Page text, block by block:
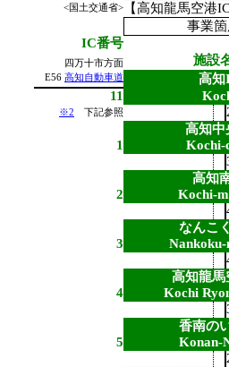
<国土交通省>
【高知龍馬空港
事業箇
IC番号
四万十市方面 施設
E56 高知自動車道 高知
11
※2 下記参照
高知中
1
Kochi-
高知
2
Kochi-
なんこ
3
高知龍馬
4
Kochi
香南の
5
Konan-